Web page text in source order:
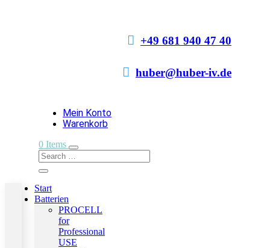
 +49 681 940 47 40
 huber@huber-iv.de
Mein Konto
Warenkorb
0 Items
Start
Batterien
PROCELL
for
Professional
USE